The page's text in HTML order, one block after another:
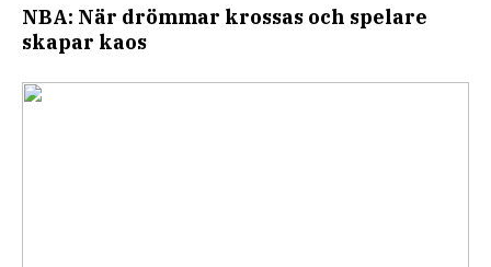
NBA: När drömmar krossas och spelare
skapar kaos